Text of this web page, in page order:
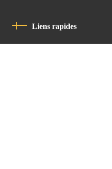
Liens rapides